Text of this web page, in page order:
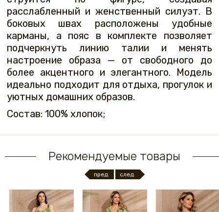
расслабленный и женственный силуэт. В
боковых швах расположены удобные
карманы, а пояс в комплекте позволяет
подчеркнуть линию талии и менять
настроение образа — от свободного до
более акцентного и элегантного. Модель
идеально подходит для отдыха, прогулок и
уютных домашних образов.
Состав: 100% хлопок;
Рекомендуемые товары
пред. след.